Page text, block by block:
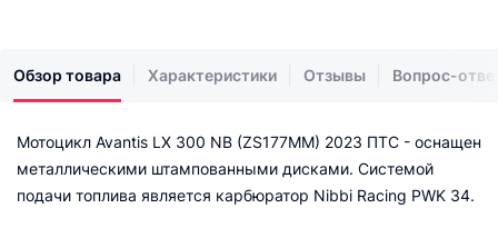
Обзор товара Характеристики Отзывы Вопрос-
Мотоцикл Avantis LX 300 NB (ZS177MM) 2023 ПТС - оснащен
металлическими штампованными дисками. Системой
подачи топлива является карбюратор Nibbi Racing PWK 34.